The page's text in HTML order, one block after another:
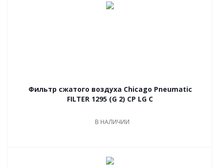
Фильтр сжатого воздуха Chicago Pneumatic
FILTER 1295 (G 2) CP LG C
В НАЛИЧИИ